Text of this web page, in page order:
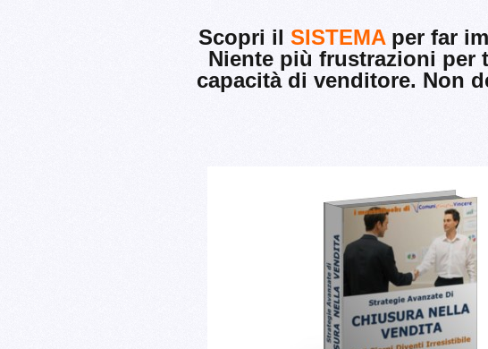
Scopri il SISTEMAper far
Niente più frustrazioni per
capacità di venditore. Non